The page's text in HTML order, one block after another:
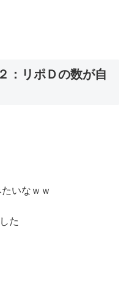
：リポＤの数が自
いなｗｗ
た